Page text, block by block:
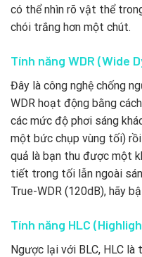
có thể nhìn rõ vật thể
chói trắng hơn một chút.
Tính năng WDR (Wide
Đây là công nghệ chống
WDR hoạt động bằng
các mức độ phơi sáng
một bức chụp vùng tối)
quả là bạn thu được một
tiết trong tối lẫn ngoài
True-WDR (120dB), hãy
Tính năng HLC
Ngược lại với BLC, HLC là